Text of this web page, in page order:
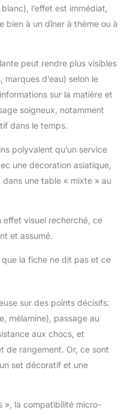
plaisir ou se faire
- La Chineuse
des objets
asiatiques.
à thé, jardins
décos
les plus
idées cadeau et
pour
vos proches.
l’effet est immédiat,
bien à un dîner à thème ou à
peut rendre plus visibles
d’eau) selon le
sur la matière et
soigneux, notamment
dans le temps.
polyvalent qu’un service
une décoration asiatique,
dans une table « mixte » au
effet visuel recherché, ce
et assumé.
la fiche ne dit pas et ce
sur des points décisifs:
mélamine), passage au
aux chocs, et
de rangement. Or, ce sont
set décoratif et une
», la compatibilité micro-